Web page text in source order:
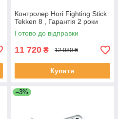
Контролер Hori Fighting Stick
Tekken 8 , Гарантія 2 роки
Готово до відправки
11 720 ₴ 12 080 ₴
Купити
–3%